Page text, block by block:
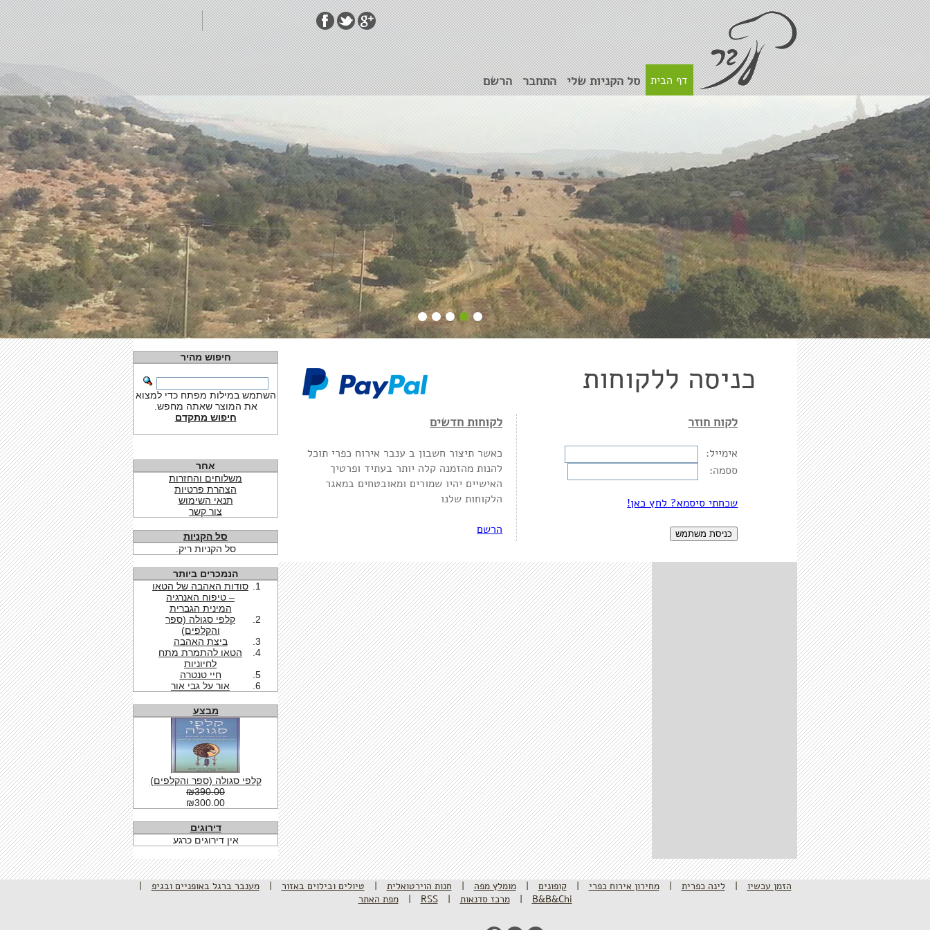
דף הבית סל הקניות שלי התחבר הרשם
חיפוש מהיר
השתמש במילות מפתח כדי למצוא
את המוצר שאתה מחפש.
חיפוש מתקדם
אחר
משלוחים והחזרות
הצהרת פרטיות
תנאי השימוש
צור קשר
סל הקניות
סל הקניות ריק.
הנמכרים ביותר
סודות האהבה של הטאו
– טיפוח האנרגיה
המינית הגברית
קלפי סגולה (ספר
והקלפים)
ביצת האהבה
הטאו להתמרת מתח
לחיוניות
חיי טנטרה
אור על גבי אור
מבצע
קלפי סגולה (ספר והקלפים)
₪390.00
₪300.00
דירוגים
אין דירוגים כרגע
כניסה ללקוחות
לקוחות חדשים
כאשר תיצור חשבון ב ענבר אירוח כפרי תוכל
להנות מהזמנה קלה יותר בעתיד ופרטיך
האישיים יהיו שמורים ומאובטחים במאגר
הלקוחות שלנו
הרשם
לקוח חוזר
אימייל:
ססמה:
שכחתי סיסמא? לחץ כאן!
כניסת משתמש
הזמן עכשיו | לינה כפרית | מחירון אירוח כפרי | קופונים | מומלץ מפה | חנות הוירטואלית | טיולים ובילוים באזור | מענבר ברגל באופניים ובגיפ
|
B&B&Chi
| מרכז סדנאות |
RSS
| מפת האתר